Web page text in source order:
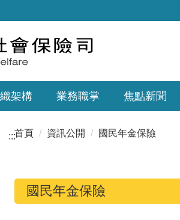
架構 業務職掌 焦點新聞
:::首頁 資訊公開 國民年金保險
國民年金保險